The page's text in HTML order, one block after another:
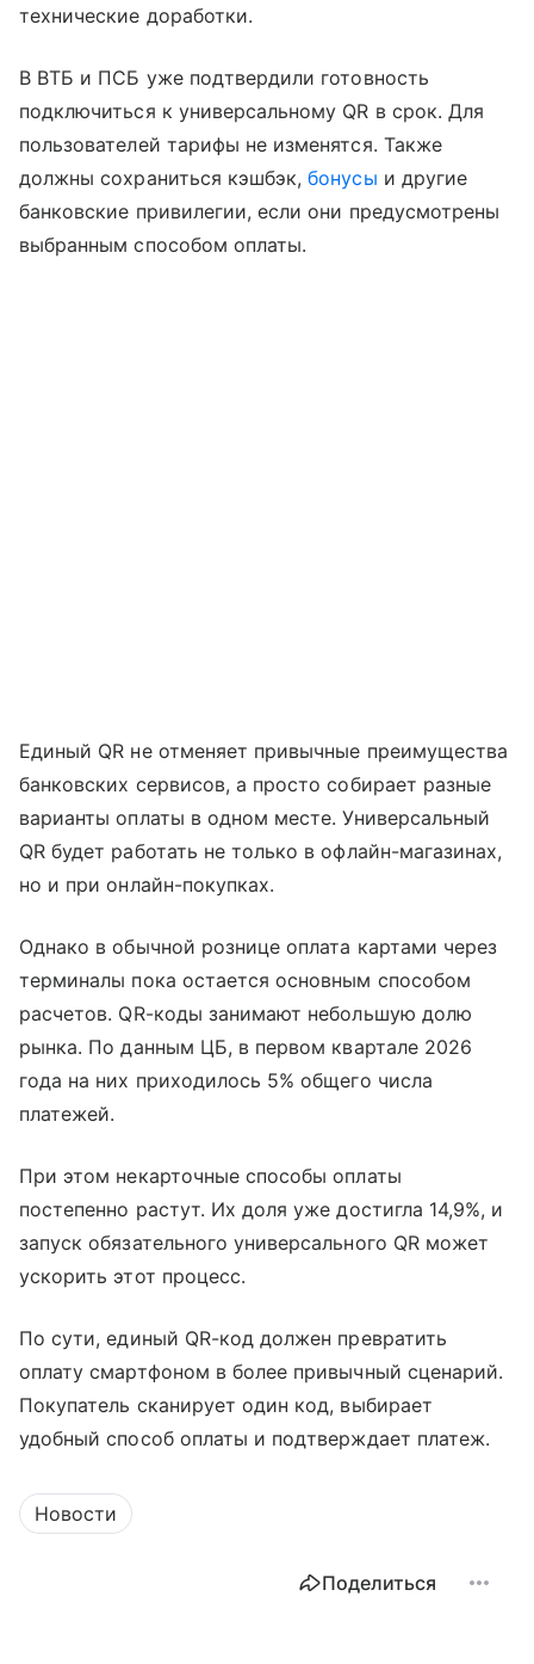
технические доработки.
В ВТБ и ПСБ уже подтвердили готовность
подключиться к универсальному QR в срок. Для
пользователей тарифы не изменятся. Также
должны сохраниться кэшбэк,бонусы и другие
банковские привилегии, если они предусмотрены
выбранным способом оплаты.
Единый QR не отменяет привычные преимущества
банковских сервисов, а просто собирает разные
варианты оплаты в одном месте. Универсальный
QR будет работать не только в офлайн-магазинах,
но и при онлайн-покупках.
Однако в обычной рознице оплата картами через
терминалы пока остается основным способом
расчетов. QR-коды занимают небольшую долю
рынка. По данным ЦБ, в первом квартале 2026
года на них приходилось 5% общего числа
платежей.
При этом некарточные способы оплаты
постепенно растут. Их доля уже достигла 14,9%, и
запуск обязательного универсального QR может
ускорить этот процесс.
По сути, единый QR-код должен превратить
оплату смартфоном в более привычный сценарий.
Покупатель сканирует один код, выбирает
удобный способ оплаты и подтверждает платеж.
Новости
Поделиться